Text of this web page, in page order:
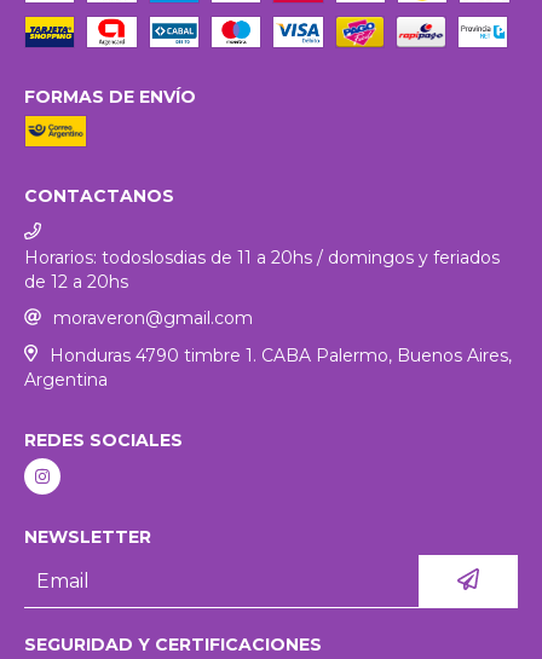
FORMAS DE ENVÍO
CONTACTANOS
Horarios: todoslosdias de 11 a 20hs / domingos y feriados
de 12 a 20hs
moraveron@gmail.com
Honduras 4790 timbre 1. CABA Palermo, Buenos Aires,
Argentina
REDES SOCIALES
NEWSLETTER
SEGURIDAD Y CERTIFICACIONES